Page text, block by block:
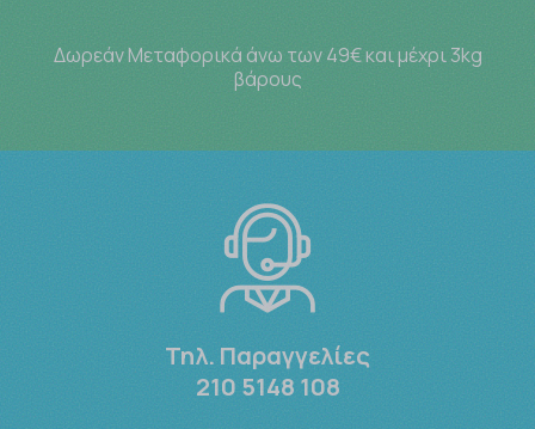
Δωρεάν Μεταφορικά άνω των 49€ και μέχρι 3kg
βάρους
Τηλ. Παραγγελίες
210 5148 108